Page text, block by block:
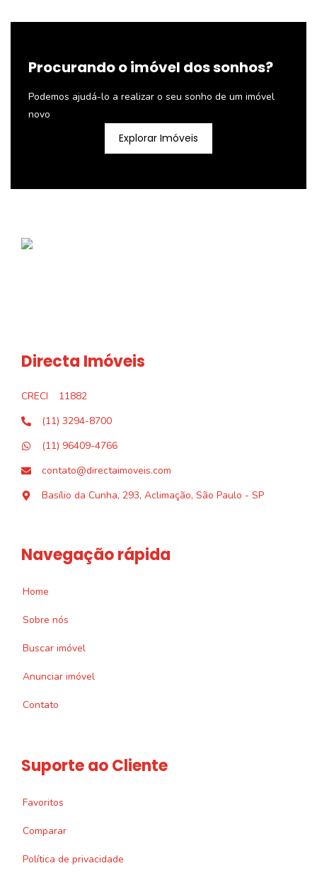
Procurando o imóvel dos sonhos?
Podemos ajudá-lo a realizar o seu sonho de um imóvel
novo
Explorar Imóveis
Directa Imóveis
CRECI
11882
(11) 3294-8700
(11) 96409-4766
contato@directaimoveis.com
Basílio da Cunha, 293, Aclimação, São Paulo - SP
Navegação rápida
Home
Sobre nós
Buscar imóvel
Anunciar imóvel
Contato
Suporte ao Cliente
Favoritos
Comparar
Política de privacidade